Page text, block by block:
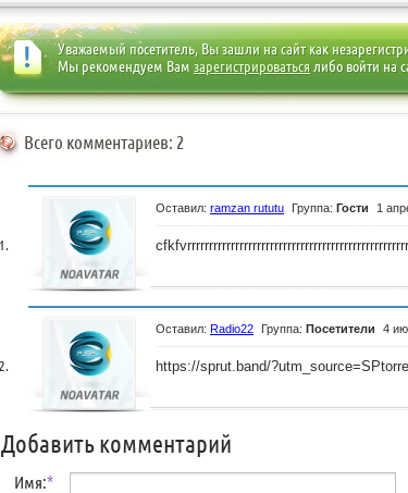
Уважаемый посетитель, Вы зашли на сайт как
Мы рекомендуем Вам зарегистрироватьсялибо войти на
Всего комментариев: 2
Оставил: ramzan rututu Группа: Гости 1
Оставил: Radio22 Группа: Посетители 4
https://sprut.band/
Добавить комментарий
Имя:*